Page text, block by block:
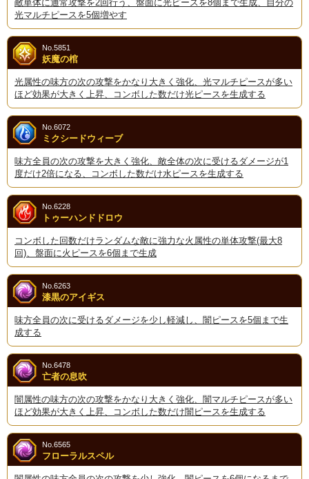
敵単体に通常攻撃を2回行う、盤面に光ピースを8個まで生成、自分の
光マルチピースを5個増やす
妖魔の棺
No.5851
光属性の味方の次の攻撃をかなり大きく強化、光マルチピースが多い
ほど効果が大きく上昇、コンボした数だけ光ピースを生成する
ミクシードウィーブ
No.6072
味方全員の次の攻撃を大きく強化、敵全体の次に受けるダメージが1
度だけ2倍になる、コンボした数だけ水ピースを生成する
トゥーハンドドロウ
No.6228
コンボした回数だけランダムな敵に強力な火属性の単体攻撃(最大8
回)、盤面に火ピースを6個まで生成
漆黒のアイギス
No.6263
味方全員の次に受けるダメージを少し軽減し、闇ピースを5個まで生
成する
亡者の息吹
No.6478
闇属性の味方の次の攻撃をかなり大きく強化、闇マルチピースが多い
ほど効果が大きく上昇、コンボした数だけ闇ピースを生成する
フローラルスペル
No.6565